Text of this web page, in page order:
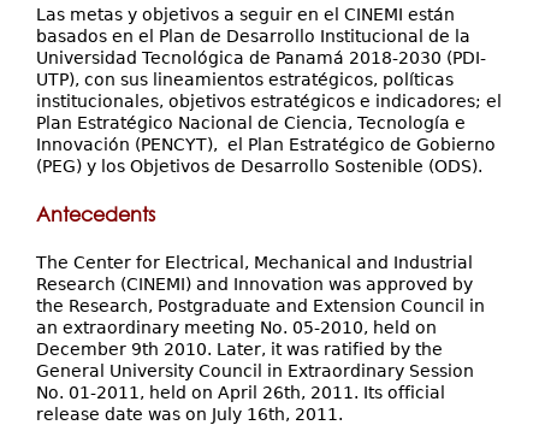
Las metas y objetivos a seguir en el CINEMI están
basados en el Plan de Desarrollo Institucional de la
Universidad Tecnológica de Panamá 2018-2030 (PDI-
UTP), con sus lineamientos estratégicos, políticas
institucionales, objetivos estratégicos e indicadores; el
Plan Estratégico Nacional de Ciencia, Tecnología e
Innovación (PENCYT), el Plan Estratégico de Gobierno
(PEG) y los Objetivos de Desarrollo Sostenible (ODS).
Antecedents
The Center for Electrical, Mechanical and Industrial
Research (CINEMI) and Innovation was approved by
the Research, Postgraduate and Extension Council in
an extraordinary meeting No. 05-2010, held on
December 9th 2010. Later, it was ratified by the
General University Council in Extraordinary Session
No. 01-2011, held on April 26th, 2011. Its official
release date was on July 16th, 2011.